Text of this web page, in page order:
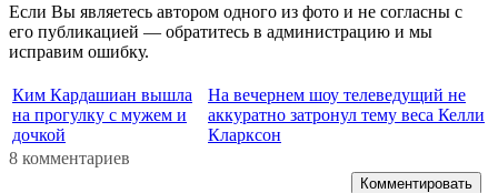
Если Вы являетесь автором одного из фото и не согласны с
его публикацией — обратитесь в администрацию и мы
исправим ошибку.
Ким Кардашиан вышла
на прогулку с мужем и
дочкой
На вечернем шоу телеведущий не
аккуратно затронул тему веса Келли
Кларксон
8 комментариев
Комментировать